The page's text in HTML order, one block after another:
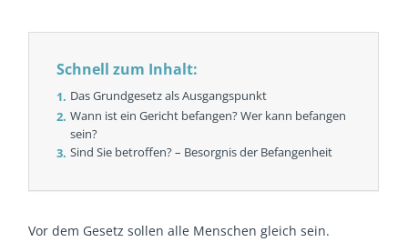
Schnell zum Inhalt:
Das Grundgesetz als Ausgangspunkt
Wann ist ein Gericht befangen? Wer kann befangen
sein?
Sind Sie betroffen? – Besorgnis der Befangenheit
Vor dem Gesetz sollen alle Menschen gleich sein.